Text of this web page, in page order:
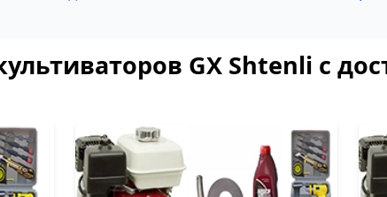
GX Shtenli с